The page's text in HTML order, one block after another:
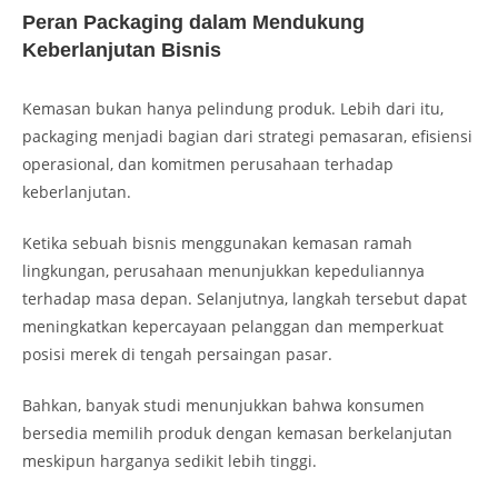
Peran Packaging dalam Mendukung
Keberlanjutan Bisnis
Kemasan bukan hanya pelindung produk. Lebih dari itu,
packaging menjadi bagian dari strategi pemasaran, efisiensi
operasional, dan komitmen perusahaan terhadap
keberlanjutan.
Ketika sebuah bisnis menggunakan kemasan ramah
lingkungan, perusahaan menunjukkan kepeduliannya
terhadap masa depan. Selanjutnya, langkah tersebut dapat
meningkatkan kepercayaan pelanggan dan memperkuat
posisi merek di tengah persaingan pasar.
Bahkan, banyak studi menunjukkan bahwa konsumen
bersedia memilih produk dengan kemasan berkelanjutan
meskipun harganya sedikit lebih tinggi.